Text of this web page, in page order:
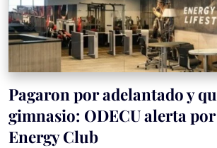
Pagaron por adelantado y
gimnasio: ODECU alerta
Energy Club